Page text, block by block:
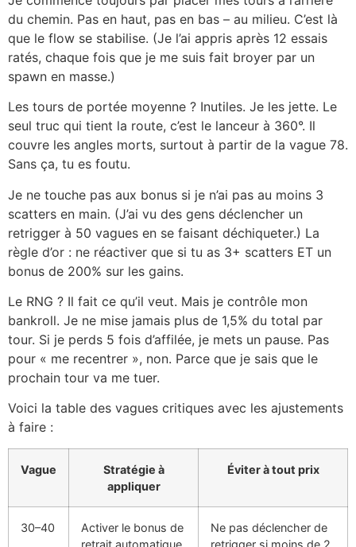
du chemin. Pas en haut, pas en bas – au milieu. C’est là
que le flow se stabilise. (Je l’ai appris après 12 essais
ratés, chaque fois que je me suis fait broyer par un
spawn en masse.)
Les tours de portée moyenne ? Inutiles. Je les jette. Le
seul truc qui tient la route, c’est le lanceur à 360°. Il
couvre les angles morts, surtout à partir de la vague 78.
Sans ça, tu es foutu.
Je ne touche pas aux bonus si je n’ai pas au moins 3
scatters en main. (J’ai vu des gens déclencher un
retrigger à 50 vagues en se faisant déchiqueter.) La
règle d’or : ne réactiver que si tu as 3+ scatters ET un
bonus de 200% sur les gains.
Le RNG ? Il fait ce qu’il veut. Mais je contrôle mon
bankroll. Je ne mise jamais plus de 1,5% du total par
tour. Si je perds 5 fois d’affilée, je mets un pause. Pas
pour « me recentrer », non. Parce que je sais que le
prochain tour va me tuer.
Voici la table des vagues critiques avec les ajustements
à faire :
Vague
Stratégie à
appliquer
Éviter à tout prix
30–40
Activer le bonus de
retrait automatique
Ne pas déclencher de
retrigger si moins de 2